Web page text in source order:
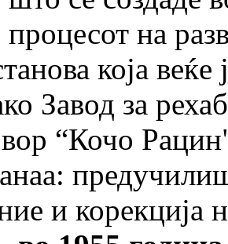
процесот на
која
Завод за
“Кочо
и корекција